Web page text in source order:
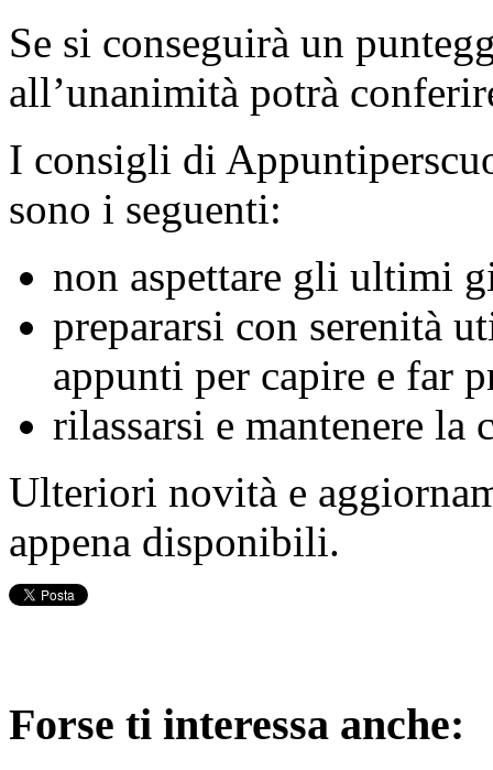
Se si conseguirà un
all’unanimità potrà
I consigli di
sono i seguenti:
non aspettare gli ultimi
prepararsi con serenità
appunti per capire e far
rilassarsi e mantenere la
Ulteriori novità e
appena disponibili.
Forse ti interessa anche: